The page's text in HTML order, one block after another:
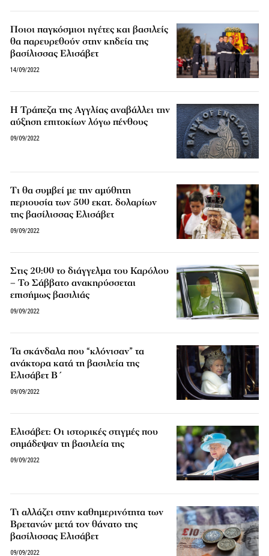
Ποιοι παγκόσμιοι ηγέτες και βασιλείς
θα παρευρεθούν στην κηδεία της
βασίλισσας Ελισάβετ
14/09/2022
Η Τράπεζα της Αγγλίας αναβάλλει την
αύξηση επιτοκίων λόγω πένθους
09/09/2022
Tι θα συμβεί με την αμύθητη
περιουσία των 500 εκατ. δολαρίων
της βασίλισσας Ελισάβετ
09/09/2022
Στις 20:00 το διάγγελμα του Καρόλου
– Το Σάββατο ανακηρύσσεται
επισήμως βασιλιάς
09/09/2022
Τα σκάνδαλα που “κλόνισαν” τα
ανάκτορα κατά τη βασιλεία της
Ελισάβετ Β΄
09/09/2022
Ελισάβετ: Οι ιστορικές στιγμές που
σημάδεψαν τη βασιλεία της
09/09/2022
Τι αλλάζει στην καθημερινότητα των
Βρετανών μετά τον θάνατο της
βασίλισσας Ελισάβετ
09/09/2022